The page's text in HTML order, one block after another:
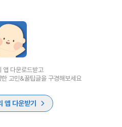
앱 다운로드받고
고민&꿀팁글을 구경해보세요
앱 다운받기